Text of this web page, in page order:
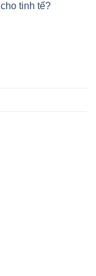
tinh tế?